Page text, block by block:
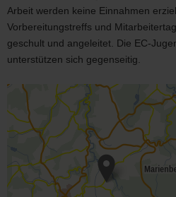
Arbeit werden keine Einnahmen
Vorbereitungstreffs und
geschult und angeleitet. Die EC-
unterstützen sich gegenseitig.